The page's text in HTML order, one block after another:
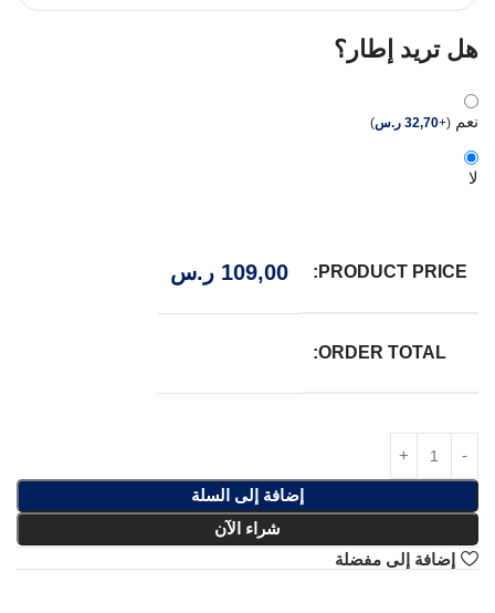
هل تريد إطار؟
نعم (
+
32,70 ر.س)
لا
PRODUCT PRICE:
109,00 ر.س
ORDER TOTAL:
إضافة إلى السلة
شراء الآن
إضافة إلى مفضلة